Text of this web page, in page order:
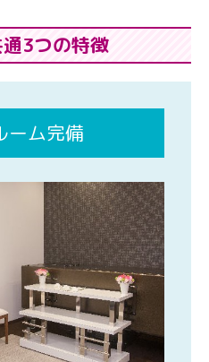
3つの特徴
ーム完備